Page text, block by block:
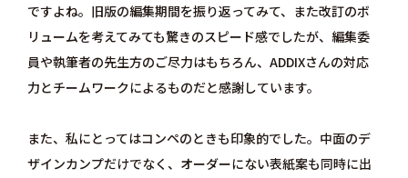
ですよね。旧版の編集期間を振り返ってみて、また改訂のボ
リュームを考えてみても驚きのスピード感でしたが、編集委
員や執筆者の先生方のご尽力はもちろん、ADDIXさんの対応
力とチームワークによるものだと感謝しています。
また、私にとってはコンペのときも印象的でした。中面のデ
ザインカンプだけでなく、オーダーにない表紙案も同時に出